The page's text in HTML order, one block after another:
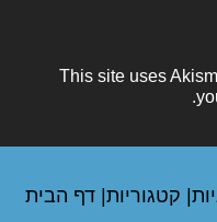
This site uses